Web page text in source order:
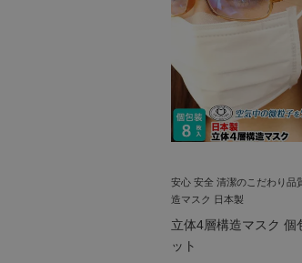
安心 安全 清潔のこだわり品
造マスク 日本製
立体4層構造マスク 個
ット